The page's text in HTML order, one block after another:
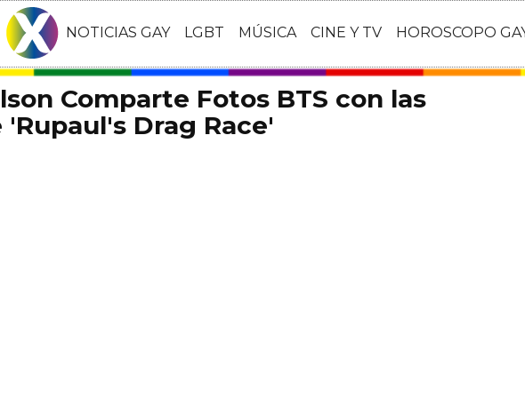
NOTICIAS GAY LGBT MÚSICA CINE Y TV HOROSCOPO
Comparte Fotos BTS con las
'Rupaul's Drag Race'